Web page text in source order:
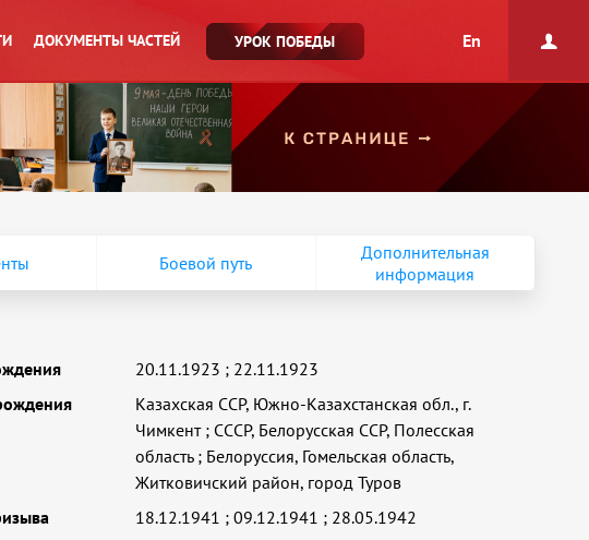
ДОКУМЕНТЫ ЧАСТЕЙ УРОК ПОБЕДЫ En
Боевой путь
Дополнительная
информация
20.11.1923 ; 22.11.1923
Казахская ССР, Южно-Казахстанская обл., г.
Чимкент; СССР, Белорусская ССР, Полесская
область; Белоруссия, Гомельская область,
Житковичский район, город Туров
18.12.1941 ;09.12.1941 ; 28.05.1942